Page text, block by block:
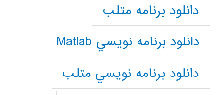
دانلود برنامه متلب
دانلود برنامه نويسي Matlab
دانلود برنامه نويسي متلب